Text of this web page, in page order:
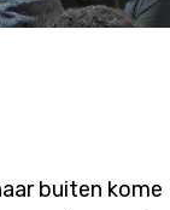
buiten kome